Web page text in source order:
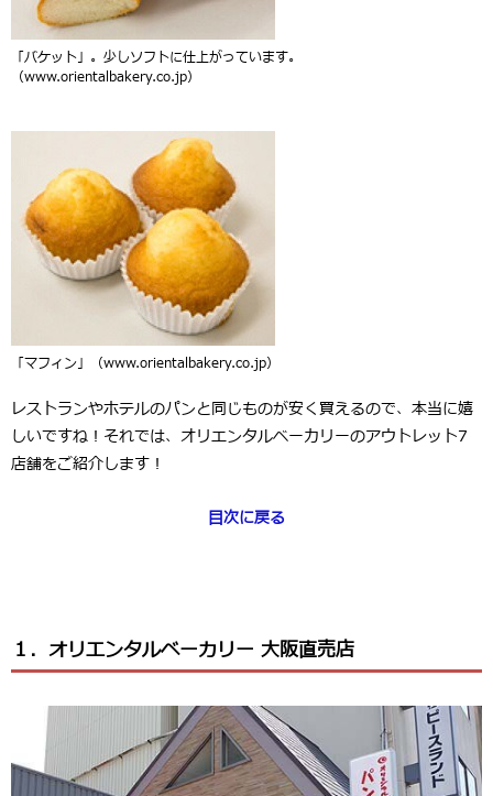
「バケット」。少しソフトに仕上がっています。
（www.orientalbakery.co.jp）
「マフィン」（www.orientalbakery.co.jp）
レストランやホテルのパンと同じものが安く買えるので、本当に嬉
しいですね！それでは、オリエンタルベーカリーのアウトレット7
店舗をご紹介します！
目次に戻る
１．オリエンタルベーカリー 大阪直売店